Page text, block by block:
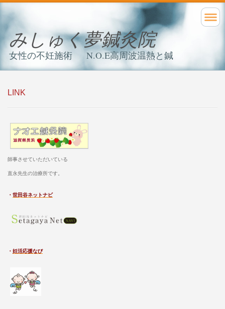
みしゅく夢鍼灸院
女性の不妊施術 N.O.E高周波温熱と鍼
LINK
師事させていただいている
直永先生の治療所です。
・ 世田谷ネットナビ
・ 妊活応援なび